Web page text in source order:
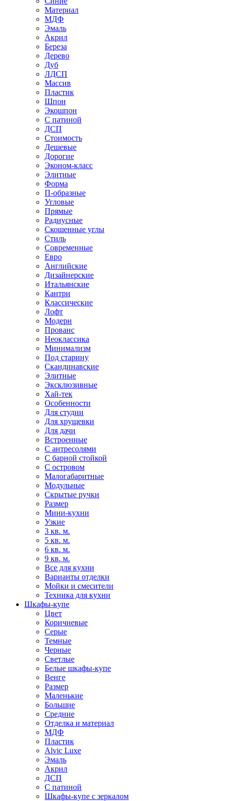
Материал
МДФ
Эмаль
Акрил
Береза
Дерево
Дуб
ЛДСП
Массив
Пластик
Шпон
Экошпон
С патиной
ДСП
Стоимость
Дешевые
Дорогие
Эконом-класс
Элитные
Форма
П-образные
Угловые
Прямые
Радиусные
Скошенные углы
Стиль
Современные
Евро
Английские
Дизайнерские
Итальянские
Кантри
Классические
Лофт
Модерн
Прованс
Неоклассика
Минимализм
Под старину
Скандинавские
Элитные
Эксклюзивные
Хай-тек
Особенности
Для студии
Для хрущевки
Для дачи
Встроенные
С антресолями
С барной стойкой
С островом
Малогабаритные
Модульные
Скрытые ручки
Размер
Мини-кухни
Узкие
3 кв. м.
5 кв. м.
6 кв. м.
9 кв. м.
Все для кухни
Варианты отделки
Мойки и смесители
Техника для кухни
Шкафы-купе
Цвет
Коричневые
Серые
Темные
Черные
Светлые
Белые шкафы-купе
Венге
Размер
Маленькие
Большие
Средние
Отделка и материал
МДФ
Пластик
Alvic Luxe
Эмаль
Акрил
ДСП
С патиной
Шкафы-купе с зеркалом